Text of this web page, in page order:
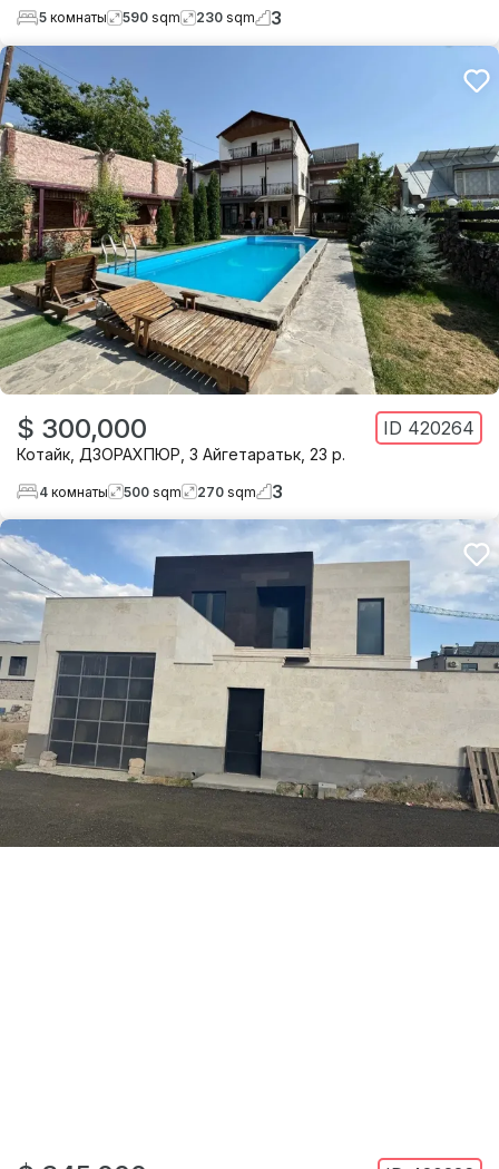
5 комнаты 590 sqm 230 sqm 3
$ 300,000 ID 420264
Котайк ДЗОРАХПЮР 3 Айгетаратьк, 23 р.
4 комнаты 500 sqm 270 sqm 3